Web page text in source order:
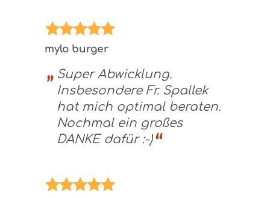
mylo burger
Super Abwicklung.
Insbesondere Fr. Spallek
hat mich optimal beraten.
Nochmal ein großes
DANKE dafür :-)